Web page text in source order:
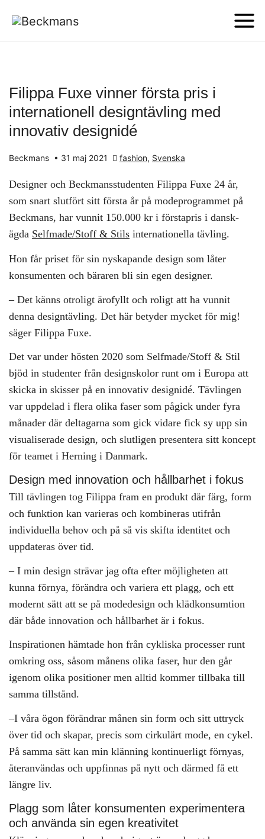
Filippa Fuxe vinner första pris i
internationell designtävling med
innovativ designidé
Beckmans • 31 maj 2021 fashion, Svenska
Designer och Beckmansstudenten Filippa Fuxe 24 år,
som snart slutfört sitt första år på modeprogrammet på
Beckmans, har vunnit 150.000 kr i förstapris i dansk-
ägda Selfmade/Stoff & Stils internationella tävling.
Hon får priset för sin nyskapande design som låter
konsumenten och bäraren bli sin egen designer.
– Det känns otroligt ärofyllt och roligt att ha vunnit
denna designtävling. Det här betyder mycket för mig!
säger Filippa Fuxe.
Det var under hösten 2020 som Selfmade/Stoff & Stil
bjöd in studenter från designskolor runt om i Europa att
skicka in skisser på en innovativ designidé. Tävlingen
var uppdelad i flera olika faser som pågick under fyra
månader där deltagarna som gick vidare fick sy upp sin
visualiserade design, och slutligen presentera sitt koncept
för teamet i Herning i Danmark.
Design med innovation och hållbarhet i fokus
Till tävlingen tog Filippa fram en produkt där färg, form
och funktion kan varieras och kombineras utifrån
individuella behov och på så vis skifta identitet och
uppdateras över tid.
– I min design strävar jag ofta efter möjligheten att
kunna förnya, förändra och variera ett plagg, och ett
modernt sätt att se på modedesign och klädkonsumtion
där både innovation och hållbarhet är i fokus.
Inspirationen hämtade hon från cykliska processer runt
omkring oss, såsom månens olika faser, hur den går
igenom olika positioner men alltid kommer tillbaka till
samma tillstånd.
–I våra ögon förändrar månen sin form och sitt uttryck
över tid och skapar, precis som cirkulärt mode, en cykel.
På samma sätt kan min klänning kontinuerligt förnyas,
återanvändas och uppfinnas på nytt och därmed få ett
längre liv.
Plagg som låter konsumenten experimentera
och använda sin egen kreativitet